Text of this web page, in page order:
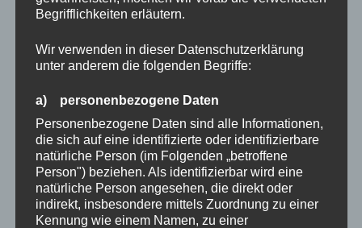
Begrifflichkeiten erläutern.
Wir verwenden in dieser Datenschutzerklärung
unter anderem die folgenden Begriffe:
a) personenbezogene Daten
Personenbezogene Daten sind alle Informationen,
die sich auf eine identifizierte oder identifizierbare
natürliche Person (im Folgenden „betroffene
Person") beziehen. Als identifizierbar wird eine
natürliche Person angesehen, die direkt oder
indirekt, insbesondere mittels Zuordnung zu einer
Kennung wie einem Namen, zu einer